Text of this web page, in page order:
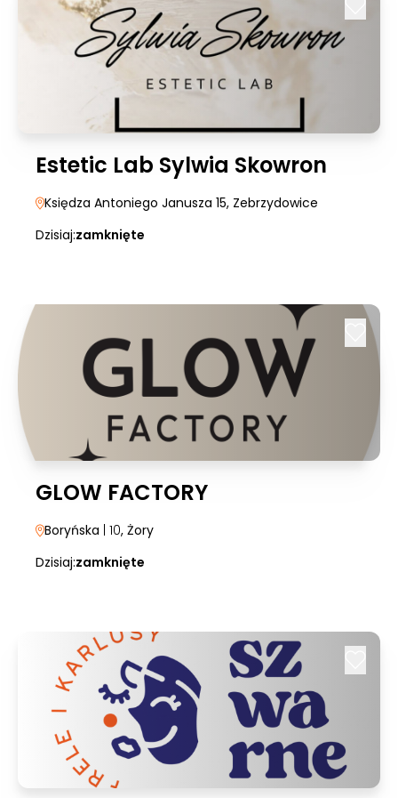
Estetic Lab Sylwia Skowron
Księdza Antoniego Janusza 15, Zebrzydowice
Dzisiaj:zamknięte
GLOW FACTORY
Boryńska | 10, Żory
Dzisiaj:zamknięte